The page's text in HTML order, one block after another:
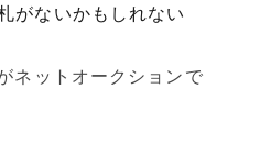
がないかもしれない
ネットオークションで